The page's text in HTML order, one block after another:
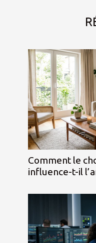
Comment le
influence-t-il